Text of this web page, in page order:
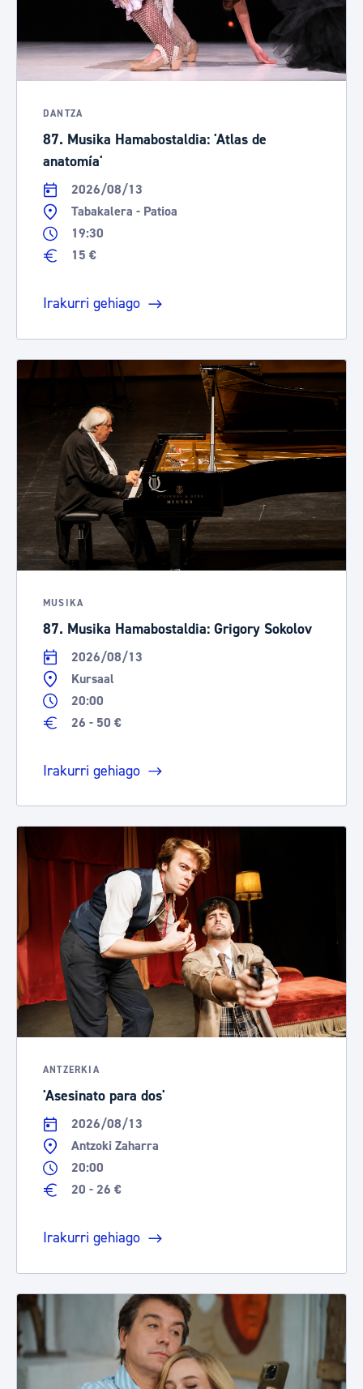
DANTZA
87. Musika Hamabostaldia: 'Atlas de
anatomía'
2026/08/13
Tabakalera - Patioa
19:30
15 €
Irakurri gehiago
MUSIKA
87. Musika Hamabostaldia: Grigory Sokolov
2026/08/13
Kursaal
20:00
26 - 50 €
Irakurri gehiago
ANTZERKIA
'Asesinato para dos'
2026/08/13
Antzoki Zaharra
20:00
20 - 26 €
Irakurri gehiago